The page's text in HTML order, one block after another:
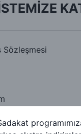
Sözleşmesi